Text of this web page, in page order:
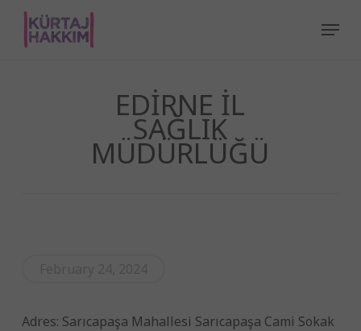
Skip
main
Menu
EDİRNE İL
SAĞLIK
MÜDÜRLÜĞÜ
Adres: Sarıcapaşa Mahallesi Sarıcapaşa Cami Sokak